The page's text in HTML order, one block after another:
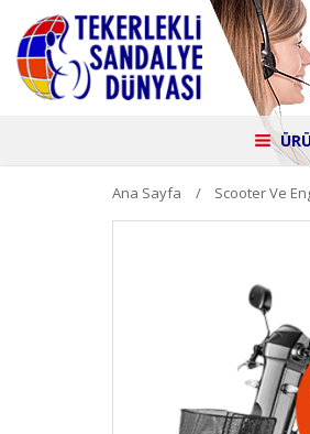
Ana Sayfa Scooter Ve